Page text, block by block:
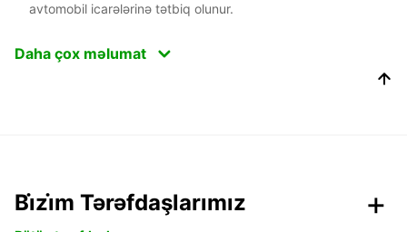
avtomobil icarələrinə tətbiq olunur.
Daha çox məlumat
Bi̇zi̇m Tərəfdaşlarımız